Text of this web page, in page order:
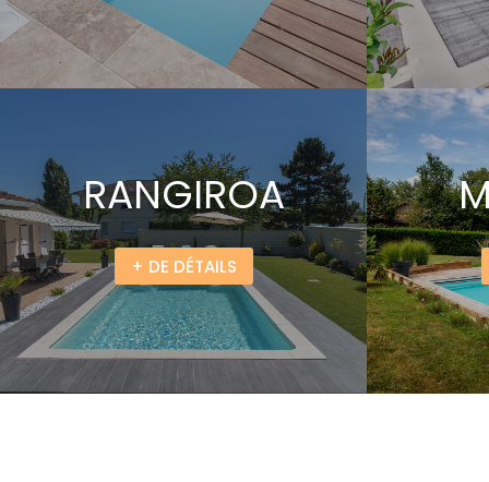
RANGIROA
+ DE DÉTAILS